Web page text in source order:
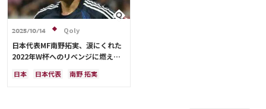
2025/10/14 Qoly
日本代表MF南野拓実、涙にくれた
2022年W杯へのリベンジに燃える
ー人生をかけた戦い」
日本 日本代表
南野 拓実